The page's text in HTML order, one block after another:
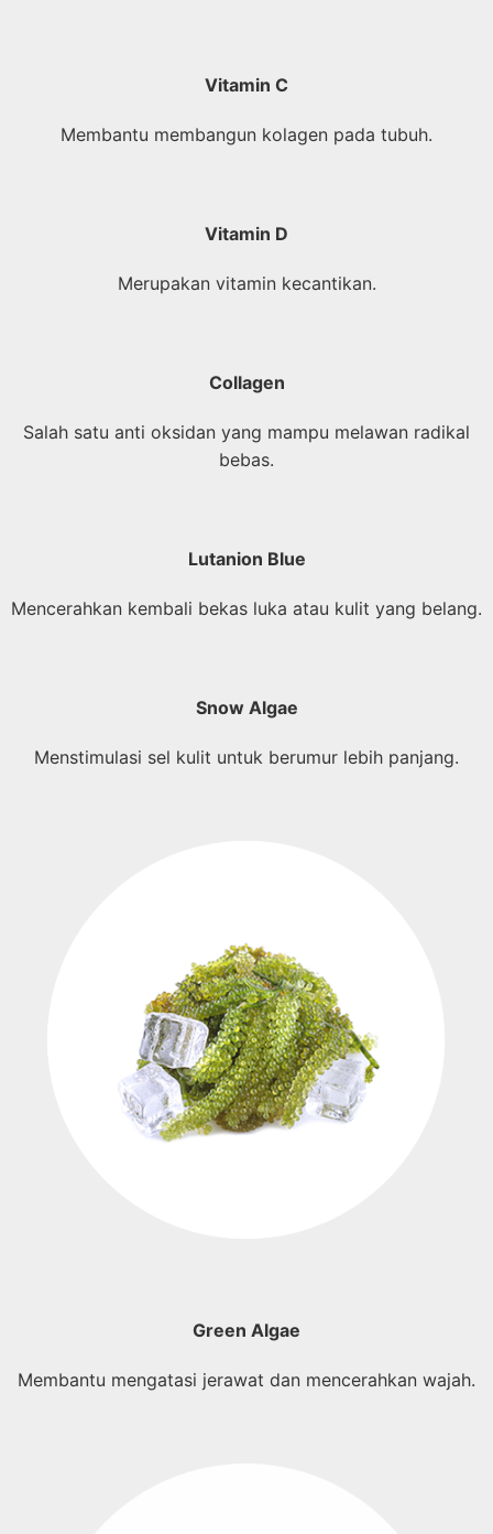
Vitamin C
Membantu membangun kolagen pada tubuh.
Vitamin D
Merupakan vitamin kecantikan.
Collagen
Salah satu anti oksidan yang mampu melawan radikal
bebas.
Lutanion Blue
Mencerahkan kembali bekas luka atau kulit yang belang.
Snow Algae
Menstimulasi sel kulit untuk berumur lebih panjang.
Green Algae
Membantu mengatasi jerawat dan mencerahkan wajah.